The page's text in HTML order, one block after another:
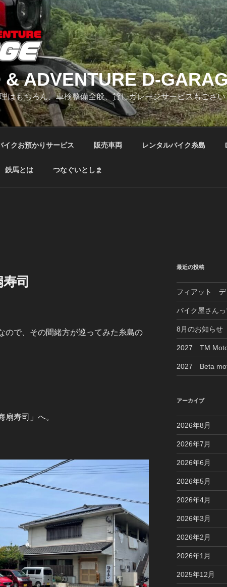
& ADVENTURE D-
はもちろん、車検整備全般、貸しガレージサービスもござ
イクお預かりサービス 販売車両 レンタルバイク糸島
鉄馬とは つなぐいとしま
司
ので、その間緒方が巡ってみた糸島の
扇寿司」へ。
最近の投稿
フィアット デ
バイク屋さん
8月のお知らせ
2027 TM
2027 Beta
アーカイブ
2026年8月
2026年7月
2026年6月
2026年5月
2026年4月
2026年3月
2026年2月
2026年1月
2025年12月